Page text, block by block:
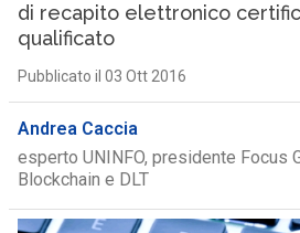
di recapito elettronico
qualificato
Pubblicato il 03 Ott 2016
Andrea Caccia
esperto UNINFO, presidente Focus
Blockchain e DLT